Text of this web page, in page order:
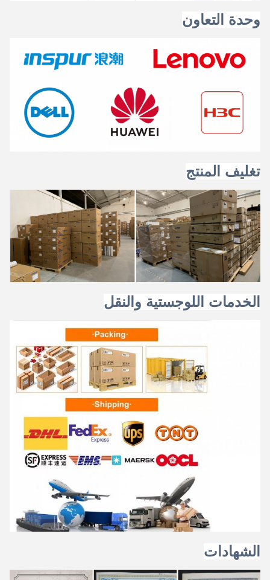
وحدة التعاون
تغليف المنتج
الخدمات اللوجستية والنقل
الشهادات